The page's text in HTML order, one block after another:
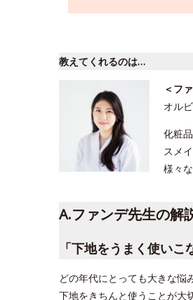
教えてくれるのは…
＜フ
オル
化粧
スメ
様々
A.ファンデ先生の解
「下地をうまく使い
どの年代にとっても大きな悩
下地をきちんと使うことが大